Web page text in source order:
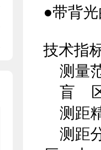
●带背
技术指
测量
盲 区
测距
测距